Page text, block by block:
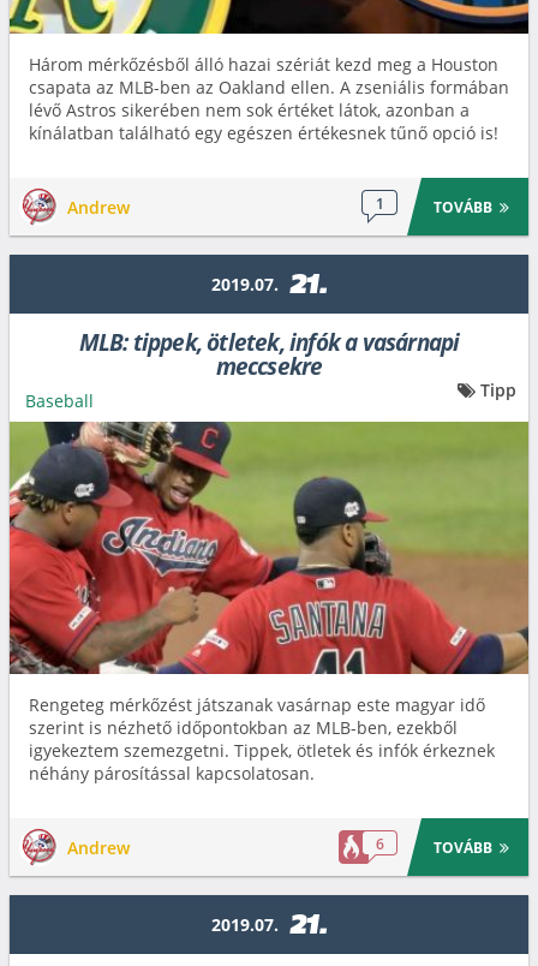
Három mérkőzésből álló hazai szériát kezd meg a Houston
csapata az MLB-ben az Oakland ellen. A zseniális formában
lévő Astros sikerében nem sok értéket látok, azonban a
kínálatban található egy egészen értékesnek tűnő opció is!
Andrew 1 TOVÁBB
2019.07. 21.
MLB: tippek, ötletek, infók a vasárnapi
meccsekre
Rengeteg mérkőzést játszanak vasárnap este magyar idő
szerint is nézhető időpontokban az MLB-ben, ezekből
igyekeztem szemezgetni. Tippek, ötletek és infók érkeznek
néhány párosítással kapcsolatosan.
Andrew 6 TOVÁBB
Baseball Tipp
2019.07. 21.